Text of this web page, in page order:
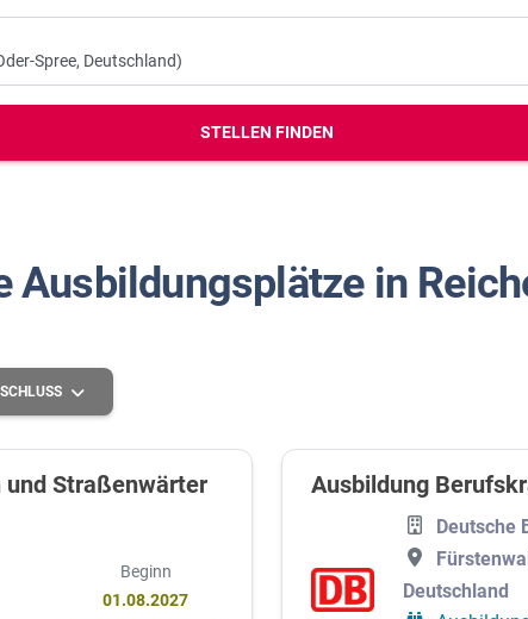
Bewerbung
Check
STELLEN FINDEN
Ausbildungsplätze in
Mittlere Schulbildung
Straßenwärter
Beginn
01.08.2027
Ausbildung
Deutsche
Deutschland